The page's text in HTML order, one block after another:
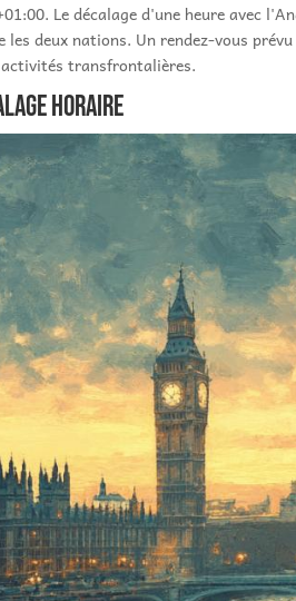
Le décalage d'une heure avec
deux nations. Un rendez-vous
transfrontalières.
horaire